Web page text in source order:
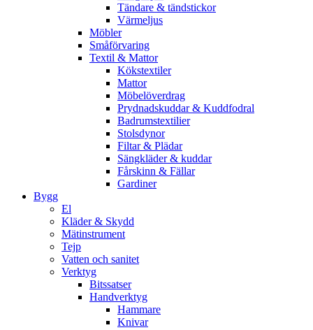
Tändare & tändstickor
Värmeljus
Möbler
Småförvaring
Textil & Mattor
Kökstextiler
Mattor
Möbelöverdrag
Prydnadskuddar & Kuddfodral
Badrumstextilier
Stolsdynor
Filtar & Plädar
Sängkläder & kuddar
Fårskinn & Fällar
Gardiner
Bygg
El
Kläder & Skydd
Mätinstrument
Tejp
Vatten och sanitet
Verktyg
Bitssatser
Handverktyg
Hammare
Knivar